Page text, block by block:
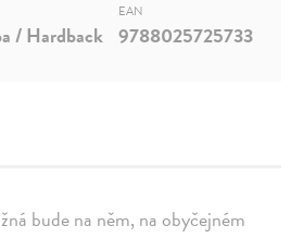
bude na něm, na obyčejném
/ Hardback
EAN
9788025725733